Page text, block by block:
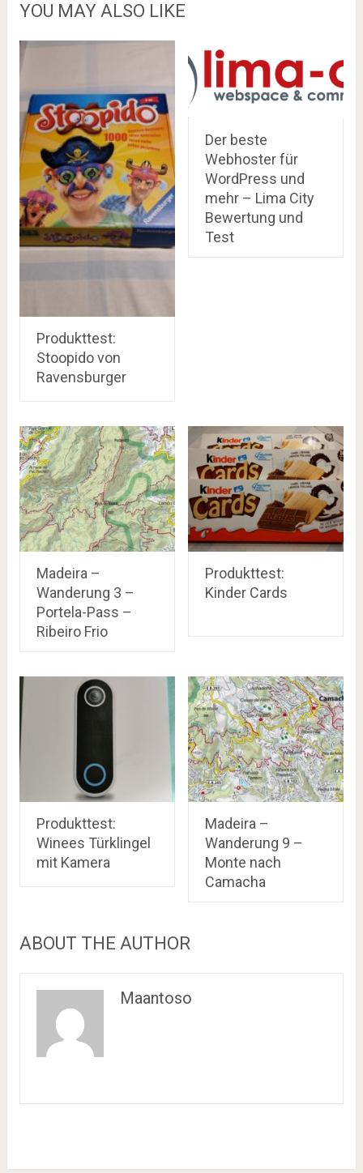
YOU MAY ALSO LIKE
Produkttest:
Stoopido von
Ravensburger
Der beste
Webhoster für
WordPress und
mehr – Lima City
Bewertung und
Test
Madeira –
Wanderung 3 –
Portela-Pass –
Ribeiro Frio
Produkttest:
Kinder Cards
Produkttest:
Winees Türklingel
mit Kamera
Madeira –
Wanderung 9 –
Monte nach
Camacha
ABOUT THE AUTHOR
Maantoso